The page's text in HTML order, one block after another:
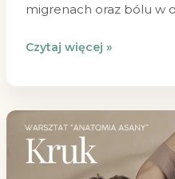
migrenach oraz bólu w
Czytaj więcej »
“ANATOMIA
ASANY”